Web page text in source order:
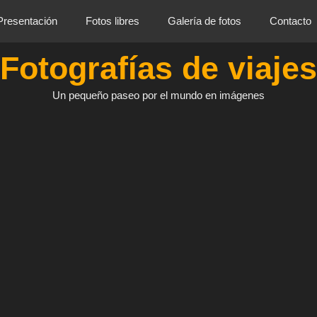
Fotos libres Galería de fotos Contacto
Fotografías de viajes
Un pequeño paseo por el mundo en imágenes